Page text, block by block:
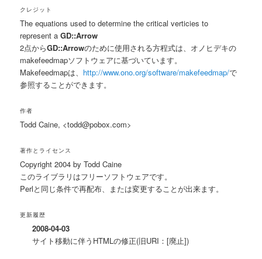
クレジット
The equations used to determine the critical verticies to
represent aGD::Arrow
2点からGD::Arrowのために使用される方程式は、オノヒデキの
makefeedmapソフトウェアに基づいています。
Makefeedmapは、 http://www.ono.org/software/makefeedmap/で
参照することができます。
作者
Todd Caine, <todd@pobox.com>
著作とライセンス
Copyright 2004 by Todd Caine
このライブラリはフリーソフトウェアです。
Perlと同じ条件で再配布、または変更することが出来ます。
更新履歴
2008-04-03
サイト移動に伴うHTMLの修正(旧URI：[廃止])